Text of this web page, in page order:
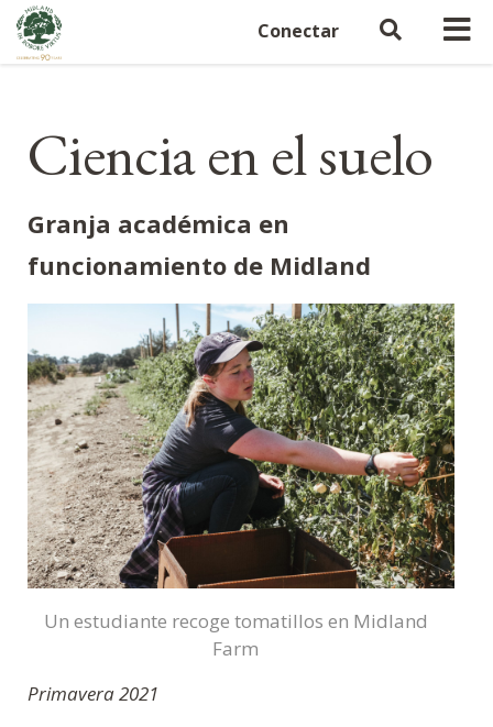
Conectar
Ciencia en el suelo
Granja académica en
funcionamiento de Midland
Un estudiante recoge tomatillos en Midland
Farm
Primavera 2021